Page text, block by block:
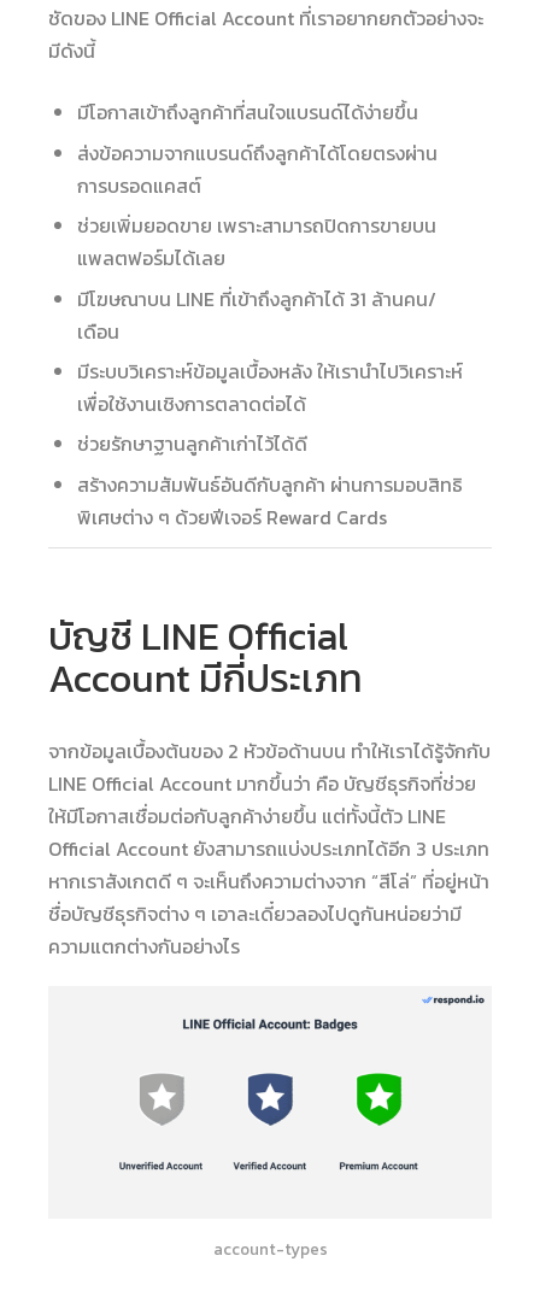
ชัดของ LINE Official Account ที่เราอยากยกตัวอย่างจะ
มีดังนี้
มีโอกาสเข้าถึงลูกค้าที่สนใจแบรนด์ได้ง่ายขึ้น
ส่งข้อความจากแบรนด์ถึงลูกค้าได้โดยตรงผ่าน
การบรอดแคสต์
ช่วยเพิ่มยอดขาย เพราะสามารถปิดการขายบน
แพลตฟอร์มได้เลย
มีโฆษณาบน LINE ที่เข้าถึงลูกค้าได้ 31 ล้านคน/
เดือน
มีระบบวิเคราะห์ข้อมูลเบื้องหลัง ให้เรานำไปวิเคราะห์
เพื่อใช้งานเชิงการตลาดต่อได้
ช่วยรักษาฐานลูกค้าเก่าไว้ได้ดี
สร้างความสัมพันธ์อันดีกับลูกค้า ผ่านการมอบสิทธิ
พิเศษต่าง ๆ ด้วยฟีเจอร์ Reward Cards
บัญชี LINE Official
Account มีกี่ประเภท
จากข้อมูลเบื้องต้นของ 2 หัวข้อด้านบน ทำให้เราได้รู้จักกับ
LINE Official Account มากขึ้นว่า คือ บัญชีธุรกิจที่ช่วย
ให้มีโอกาสเชื่อมต่อกับลูกค้าง่ายขึ้น แต่ทั้งนี้ตัว LINE
Official Account ยังสามารถแบ่งประเภทได้อีก 3 ประเภท
หากเราสังเกตดี ๆ จะเห็นถึงความต่างจาก “สีโล่” ที่อยู่หน้า
ชื่อบัญชีธุรกิจต่าง ๆ เอาละเดี๋ยวลองไปดูกันหน่อยว่ามี
ความแตกต่างกันอย่างไร
account-types